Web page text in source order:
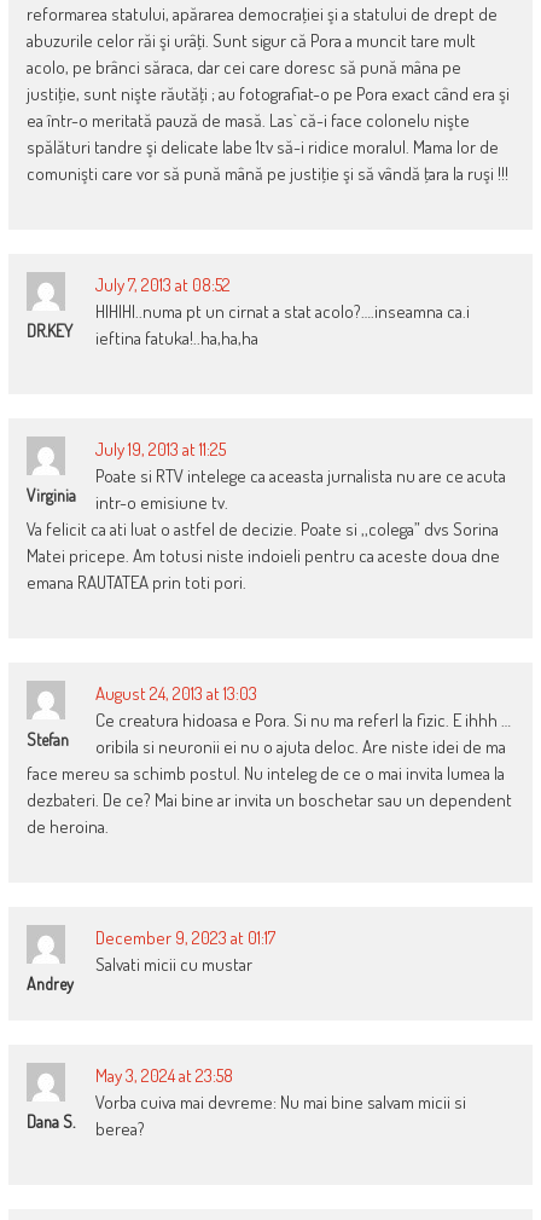
reformarea statului, apărarea democraţiei şi a statului de drept de
abuzurile celor răi şi urâţi. Sunt sigur că Pora a muncit tare mult
acolo, pe brânci săraca, dar cei care doresc să pună mâna pe
justiţie, sunt nişte răutăţi ; au fotografiat-o pe Pora exact când era şi
ea într-o meritată pauză de masă. Las` că-i face colonelu nişte
spălături tandre şi delicate labe 1tv să-i ridice moralul. Mama lor de
comunişti care vor să pună mână pe justiţie şi să vândă ţara la ruşi !!!
DR.KEY
July 7, 2013 at 08:52
HIHIHI..numa pt un cirnat a stat acolo?….inseamna ca.i
ieftina fatuka!..ha,ha,ha
Virginia
July 19, 2013 at 11:25
Poate si RTV intelege ca aceasta jurnalista nu are ce acuta
intr-o emisiune tv.
Va felicit ca ati luat o astfel de decizie. Poate si ,,colega” dvs Sorina
Matei pricepe. Am totusi niste indoieli pentru ca aceste doua dne
emana RAUTATEA prin toti pori.
Stefan
August 24, 2013 at 13:03
Ce creatura hidoasa e Pora. Si nu ma referl la fizic. E ihhh …
oribila si neuronii ei nu o ajuta deloc. Are niste idei de ma
face mereu sa schimb postul. Nu inteleg de ce o mai invita lumea la
dezbateri. De ce? Mai bine ar invita un boschetar sau un dependent
de heroina.
Andrey
December 9, 2023 at 01:17
Salvati micii cu mustar
Dana S.
May 3, 2024 at 23:58
Vorba cuiva mai devreme: Nu mai bine salvam micii si
berea?